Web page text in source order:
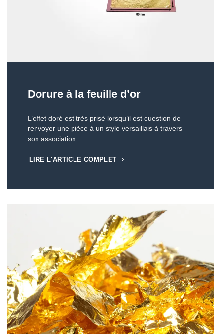
Dorure à la feuille d’or
L’effet doré est très prisé lorsqu’il est question de
renvoyer une pièce à un style versaillais à travers
son association
LIRE L'ARTICLE COMPLET